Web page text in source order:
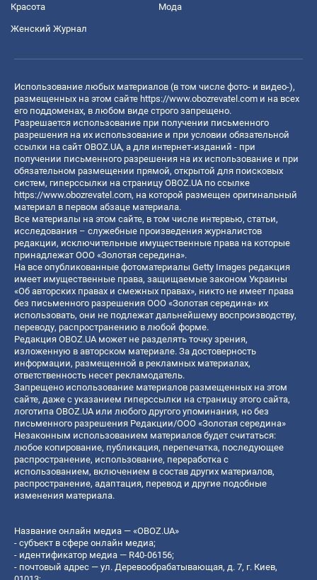
Красота Мода
Женский Журнал
Использование любых материалов (в том числе фото- и видео-),
размещенных на этом сайте https://www.obozrevatel.com и на всех
его поддоменах, в любом виде строго запрещено.
Разрешается использование при получении письменного
разрешения на их использование и при условии обязательной
ссылки на сайт OBOZ.UA, а для интернет-изданий - при
получении письменного разрешения на их использование и при
обязательном размещении прямой, открытой для поисковых
систем, гиперссылки на страницу OBOZ.UA по ссылке
https://www.obozrevatel.com, на которой размещен оригинальный
материал в первом абзаце материала.
Все материалы на этом сайте, в том числе интервью, статьи,
исследования – служебные произведения журналистов
редакции, исключительные имущественные права на которые
принадлежат ООО «Золотая середина».
На все опубликованные фотоматериалы Getty Images редакция
имеет имущественные права, защищаемые законом Украины
«Об авторских правах и смежных правах», никто не имеет права
без письменного разрешения ООО «Золотая середина» их
использовать, они не подлежат дальнейшему воспроизводству,
переводу, распространению в любой форме.
Редакция OBOZ.UA может не разделять точку зрения,
изложенную в авторском материале. За достоверность
информации, размещенной в рекламных материалах,
ответственность несет рекламодатель.
Запрещено использование материалов размещенных на этом
сайте, даже с указанием гиперссылки на страницу этого сайта,
логотипа OBOZ.UA или любого другого упоминания, но без
письменного разрешения Редакции/ООО «Золотая середина»
Незаконным использованием материалов будет считаться:
любое копирование, публикация, перепечатка, последующее
распространение, использование, переработка с
использованием, включением в состав других материалов,
распространение, адаптация, перевод и другие подобные
изменения материала.
Название онлайн медиа — «OBOZ.UA»
- субъект в сфере онлайн медиа;
- идентификатор медиа — R40-06156;
- почтовый адрес — ул. Деревообрабатывающая, д. 7, г. Киев,